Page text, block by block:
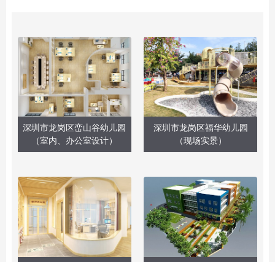
深圳市龙岗区峦山谷幼儿园
（室内、办公室设计）
深圳市龙岗区福华幼儿园
（现场实景）